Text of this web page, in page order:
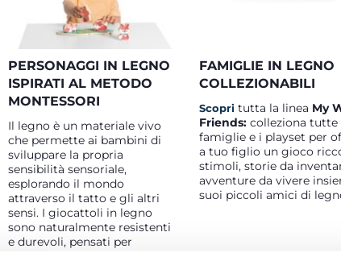
PERSONAGGI IN LEGNO
ISPIRATI AL METODO
MONTESSORI
Il legno è un materiale vivo
che permette ai bambini di
sviluppare la propria
sensibilità sensoriale,
esplorando il mondo
attraverso il tatto e gli altri
sensi. I giocattoli in legno
sono naturalmente resistenti
e durevoli, pensati per
FAMIGLIE IN LEGNO
COLLEZIONABILI
Scopri tutta la linea My
Friends: colleziona tutte
famiglie e i playset per
a tuo figlio un gioco
stimoli, storie da
avventure da vivere
suoi piccoli amici di